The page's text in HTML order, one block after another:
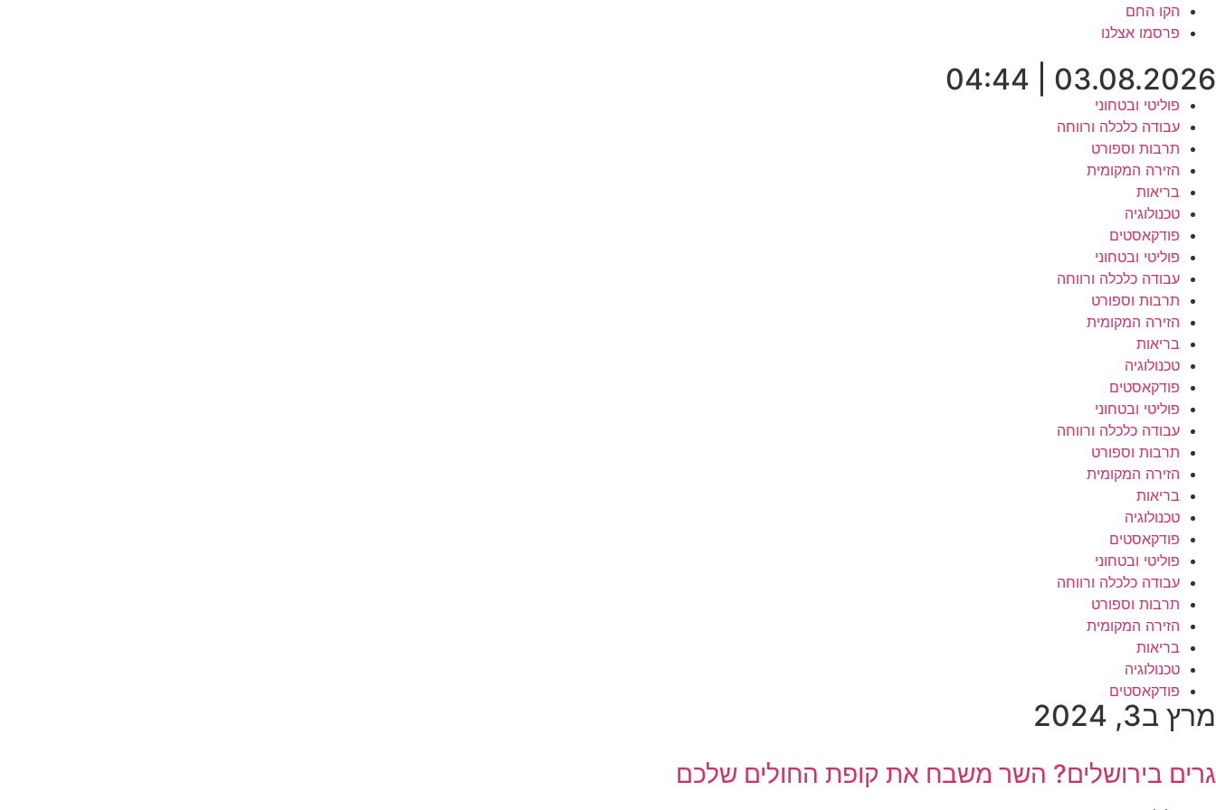
לתוכן
הקו החם
פרסמו אצלנו
03.08.2026 | 04:44
פוליטי ובטחוני
עבודה כלכלה ורווחה
תרבות וספורט
הזירה המקומית
בריאות
טכנולוגיה
פודקאסטים
פוליטי ובטחוני
עבודה כלכלה ורווחה
תרבות וספורט
הזירה המקומית
בריאות
טכנולוגיה
פודקאסטים
פוליטי ובטחוני
עבודה כלכלה ורווחה
תרבות וספורט
הזירה המקומית
בריאות
טכנולוגיה
פודקאסטים
פוליטי ובטחוני
עבודה כלכלה ורווחה
תרבות וספורט
הזירה המקומית
בריאות
טכנולוגיה
פודקאסטים
מרץ ב3, 2024
גרים בירושלים? השר משבח את קופת החולים שלכם